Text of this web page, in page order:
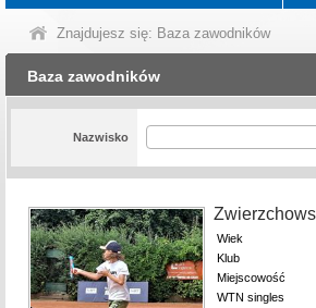
Znajdujesz się: Baza zawodników
Baza zawodników
Nazwisko
Wiek
Klub
Miejscowość
WTN singles